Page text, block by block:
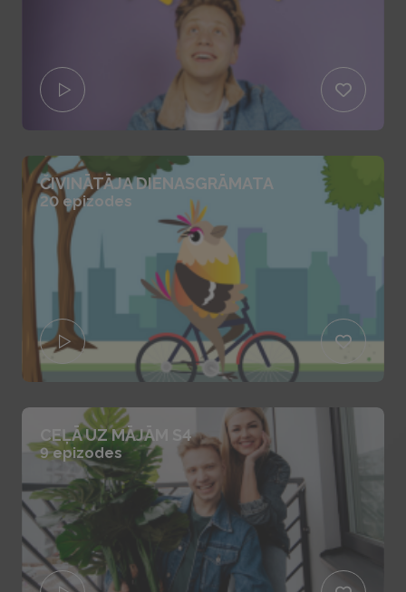
ČIVINĀTĀJA DIENASGRĀMATA
20 epizodes
CEĻĀ UZ MĀJĀM S4
9 epizodes